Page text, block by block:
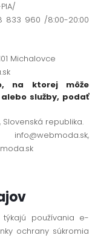
833 960 /8:00-20:00
Michalovce
na ktorej môže
služby, podať
Slovenská republika.
používania e-
ochrany súkromia